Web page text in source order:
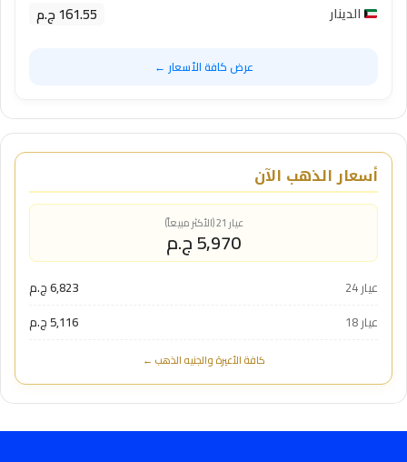
الدينار 161.55 ج.م
عرض كافة الأسعار ←
أسعار الذهب الآن
عيار 21 (الأكثر مبيعاً)
5,970 ج.م
عيار 24
6,823 ج.م
عيار 18
5,116 ج.م
كافة الأعيرة والجنيه الذهب ←